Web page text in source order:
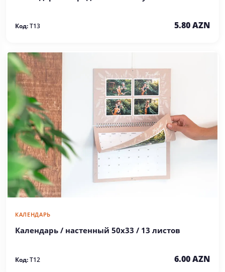
Код:T13 5.80 AZN
КАЛЕНДАРЬ
Календарь / настенный 50x33 / 13 листов
Код:T12 6.00 AZN